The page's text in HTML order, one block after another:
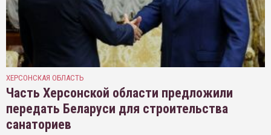
ХЕРСОНСКАЯ ОБЛАСТЬ
Часть Херсонской области предложили
передать Беларуси для строительства
санаториев